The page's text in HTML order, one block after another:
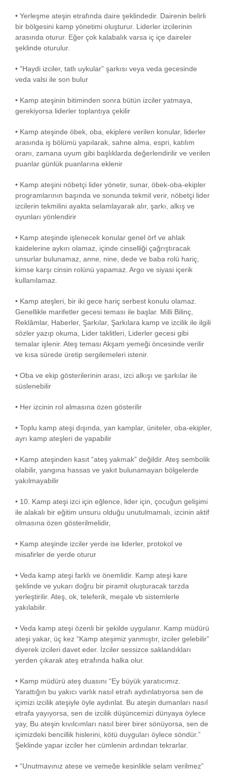
• Yerleşme ateşin etrafında daire şeklindedir. Dairenin belirli
bir bölgesini kamp yönetimi oluşturur. Liderler izcilerinin
arasında oturur. Eğer çok kalabalık varsa iç içe daireler
şeklinde oturulur.
• "Haydi izciler, tatlı uykular” şarkısı veya veda gecesinde
veda valsi ile son bulur
• Kamp ateşinin bitiminden sonra bütün izciler yatmaya,
gerekiyorsa liderler toplantıya çekilir
• Kamp ateşinde öbek, oba, ekiplere verilen konular, liderler
arasında iş bölümü yapılarak, sahne alma, espri, katılım
oranı, zamana uyum gibi başlıklarda değerlendirilir ve verilen
puanlar günlük puanlarına eklenir
• Kamp ateşini nöbetçi lider yönetir, sunar, öbek-oba-ekipler
programlarının başında ve sonunda tekmil verir, nöbetçi lider
izcilerin tekmilini ayakta selamlayarak alır, şarkı, alkış ve
oyunları yönlendirir
• Kamp ateşinde işlenecek konular genel örf ve ahlak
kaidelerine aykırı olamaz, içinde cinselliği çağrıştıracak
unsurlar bulunamaz, anne, nine, dede ve baba rolü hariç,
kimse karşı cinsin rolünü yapamaz. Argo ve siyasi içerik
kullanılamaz.
• Kamp ateşleri, bir iki gece hariç serbest konulu olamaz.
Genellikle marifetler gecesi teması ile başlar. Milli Bilinç,
Reklâmlar, Haberler, Şarkılar, Şarkılara kamp ve izcilik ile ilgili
sözler yazıp okuma, Lider taklitleri, Liderler gecesi gibi
temalar işlenir. Ateş teması Akşam yemeği öncesinde verilir
ve kısa sürede üretip sergilemeleri istenir.
• Oba ve ekip gösterilerinin arası, izci alkışı ve şarkılar ile
süslenebilir
• Her izcinin rol almasına özen gösterilir
• Toplu kamp ateşi dışında, yan kamplar, üniteler, oba-ekipler,
ayrı kamp ateşleri de yapabilir
• Kamp ateşinden kasıt “ateş yakmak” değildir. Ateş sembolik
olabilir, yangına hassas ve yakıt bulunamayan bölgelerde
yakılmayabilir
• 10. Kamp ateşi izci için eğlence, lider için, çocuğun gelişimi
ile alakalı bir eğitim unsuru olduğu unutulmamalı, izcinin aktif
olmasına özen gösterilmelidir,
• Kamp ateşinde izciler yerde ise liderler, protokol ve
misafirler de yerde oturur
• Veda kamp ateşi farklı ve önemlidir. Kamp ateşi kare
şeklinde ve yukarı doğru bir piramit oluşturacak tarzda
yerleştirilir. Ateş, ok, teleferik, meşale vb sistemlerle
yakılabilir.
• Veda kamp ateşi özenli bir şekilde uygulanır. Kamp müdürü
ateşi yakar, üç kez “Kamp ateşimiz yanmıştır, izciler gelebilir”
diyerek izcileri davet eder. İzciler sessizce saklandıkları
yerden çıkarak ateş etrafında halka olur.
• Kamp müdürü ateş duasını “Ey büyük yaratıcımız.
Yarattığın bu yakıcı varlık nasıl etrafı aydınlatıyorsa sen de
içimizi izcilik ateşiyle öyle aydınlat. Bu ateşin dumanları nasıl
etrafa yayıyorsa, sen de izcilik düşüncemizi dünyaya öylece
yay, Bu ateşin kıvılcımları nasıl birer birer sönüyorsa, sen de
içimizdeki bencillik hislerini, kötü duyguları öylece söndür.”
Şeklinde yapar izciler her cümlenin ardından tekrarlar.
• “Unutmayınız ateşe ve yemeğe kesinlikle selam verilmez”